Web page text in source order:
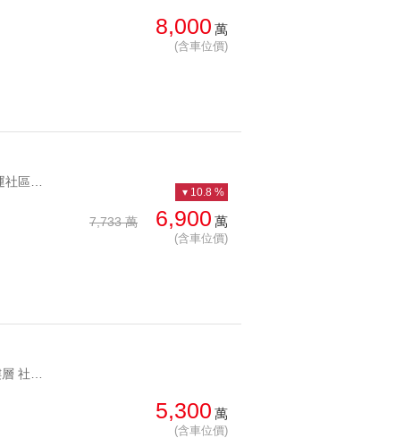
8,000 萬
(含車位價)
7,733 萬 6,900 萬
(含車位價)
10.8 %
5,300 萬
(含車位價)